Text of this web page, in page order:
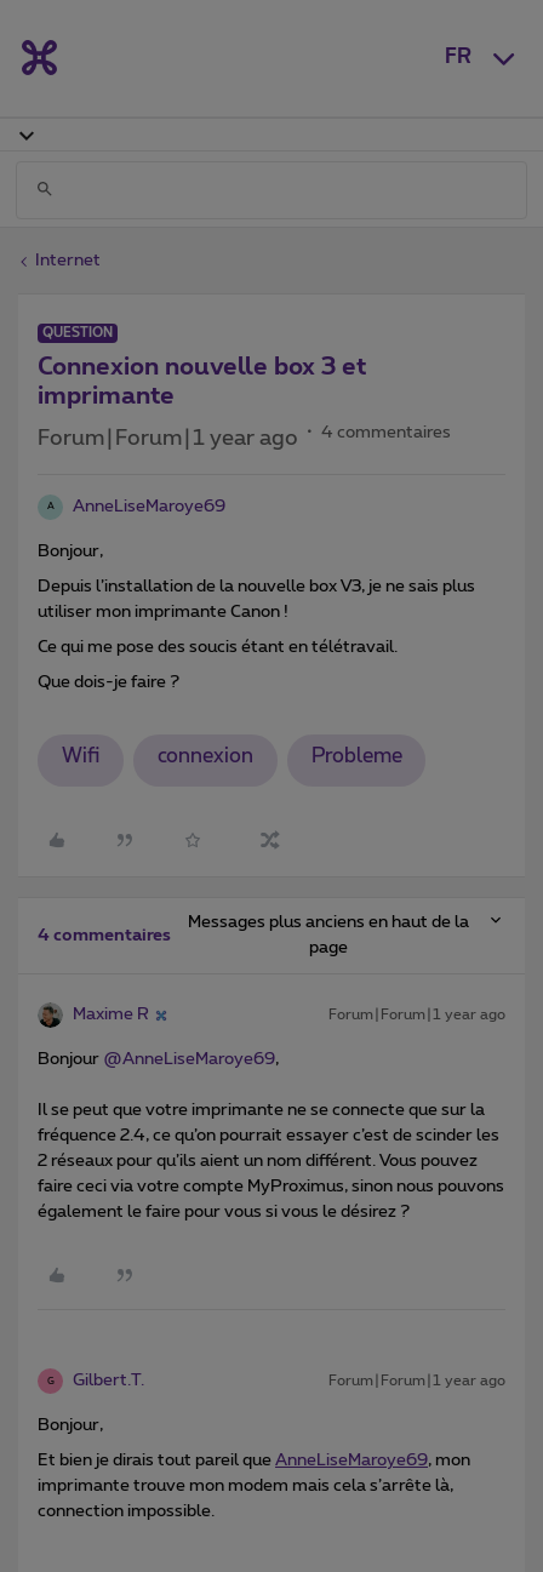
FR
Internet
QUESTION
Connexion nouvelle box 3 et
imprimante
Forum|Forum|1 year ago 4 commentaires
A AnneLiseMaroye69
Bonjour,
Depuis l’installation de la nouvelle box V3, je ne sais plus
utiliser mon imprimante Canon !
Ce qui me pose des soucis étant en télétravail.
Que dois-je faire ?
Wifi connexion Probleme
4 commentaires
Messages plus anciens en haut de la
page
Maxime R Forum|Forum|1 year ago
Bonjour ​ @AnneLiseMaroye69,
Il se peut que votre imprimante ne se connecte que sur la
fréquence 2.4, ce qu’on pourrait essayer c’est de scinder les
2 réseaux pour qu’ils aient un nom différent. Vous pouvez
faire ceci via votre compte MyProximus, sinon nous pouvons
également le faire pour vous si vous le désirez ?
G Gilbert.T. Forum|Forum|1 year ago
Bonjour,
Et bien je dirais tout pareil que AnneLiseMaroye69, mon
imprimante trouve mon modem mais cela s’arrête là,
connection impossible.